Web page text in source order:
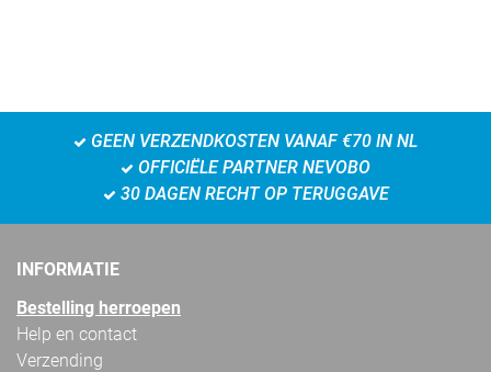
GEEN VERZENDKOSTEN VANAF €70 IN NL
OFFICIËLE PARTNER NEVOBO
30 DAGEN RECHT OP TERUGGAVE
INFORMATIE
Bestelling herroepen
Help en contact
Verzending